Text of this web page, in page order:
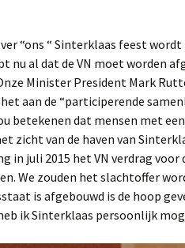
“ons “ Sinterklaas feest
nu al dat de VN moet worden
Minister President Mark
aan de “participerende
betekenen dat mensen met
zicht van de haven van
in juli 2015 het VN verdrag
We zouden het slachtoffer
is afgebouwd is de hoop
ik Sinterklaas persoonlijk